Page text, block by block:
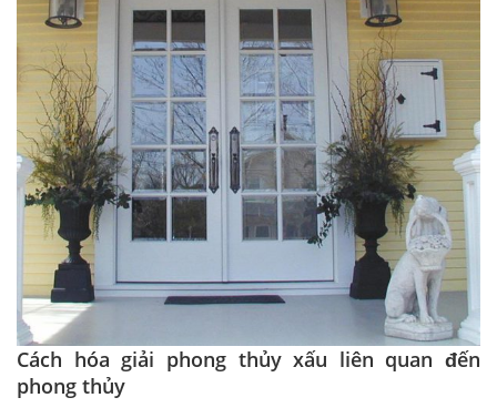
Cách hóa giải phong thủy xấu liên quan đến
phong thủy